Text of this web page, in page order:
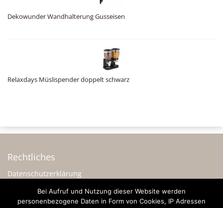
Dekowunder Wandhalterung Gusseisen
Relaxdays Müslispender doppelt schwarz
Rechtliches
Datenschutzerklärung
Impressum
Sonstiges
Bei Aufruf und Nutzung dieser Website werden
personenbezogene Daten in Form von Cookies, IP Adressen